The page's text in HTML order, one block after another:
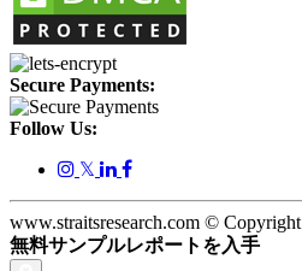
Secure Payments:
Follow Us:
𝕏
www.straitsresearch.com © Copyright
無料サンプルレポートを入手